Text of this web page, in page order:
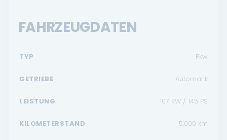
FAHRZEUGDATEN
TYP Pkw
GETRIEBE Automatik
LEISTUNG 107 KW / 145 PS
KILOMETERSTAND 5.000 km